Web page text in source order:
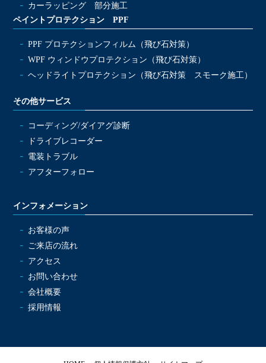
カーラッピング 部分施工
ペイントプロテクション PPF
PPF プロテクションフィルム（飛び石対策）
WPF ウィンドウプロテクション（飛び石対策）
ヘッドライトプロテクション（飛び石対策 スモーク施工）
その他サービス
コーディング/ダイアグ診断
ドライブレコーダー
電装トラブル
アフターフォロー
インフォメーション
お客様の声
ご来店の流れ
アクセス
お問い合わせ
会社概要
採用情報